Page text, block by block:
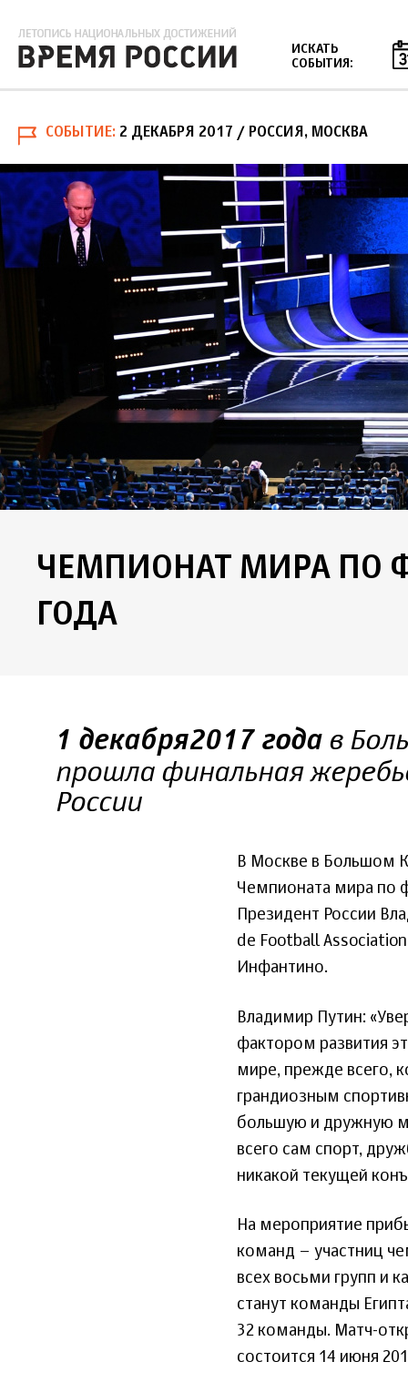
ИСКАТЬ
СОБЫТИЯ:
СОБЫТИЕ 2 ДЕКАБРЯ 2017 / РОССИЯ, МОСКВА
ЧЕМПИОНАТ МИРА ПО
ГОДА
1 декабря 2017 годав
прошла финальная
России
В Москве в Большом
Чемпионата мира по
Президент России
de Football
Инфантино.
Владимир Путин:
фактором развития
мире, прежде всего,
грандиозным
большую и дружную
всего сам спорт,
никакой текущей
На мероприятие
команд – участниц
всех восьми групп и
станут команды
32 команды. Матч-
состоится 14 июня